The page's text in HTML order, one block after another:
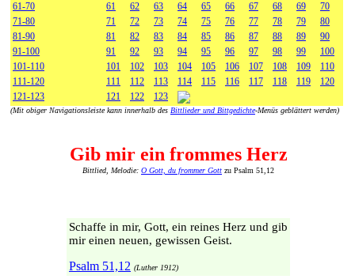
61-70
61 62 63 64 65 66 67 68 69
70
71-80
71 72 73 74 75 76 77 78 79
80
81-90
81 82 83 84 85 86 87 88 89
90
91-100
91 92 93 94 95 96 97 98 99
100
101-110
101 102 103 104 105 106 107 108 109
110
111-120
111 112 113 114 115 116 117 118 119
120
121-123
121 122 123
(Mit obiger Navigationsleiste kann innerhalb des Bittlieder und Bittgedichte-Menüs geblättert werden)
Gib mir ein frommes Herz
Bittlied, Melodie: O Gott, du frommer Gott zu Psalm 51,12
Schaffe in mir, Gott, ein reines Herz und gib
mir einen neuen, gewissen Geist.
Psalm 51,12 (Luther 1912)